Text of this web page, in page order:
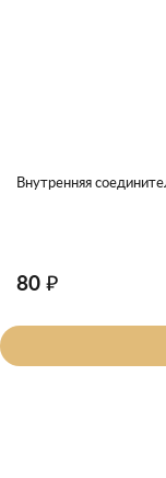
Внутренняя
80 ₽